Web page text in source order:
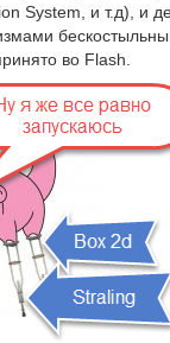
System, и т.д), и
во Flash.